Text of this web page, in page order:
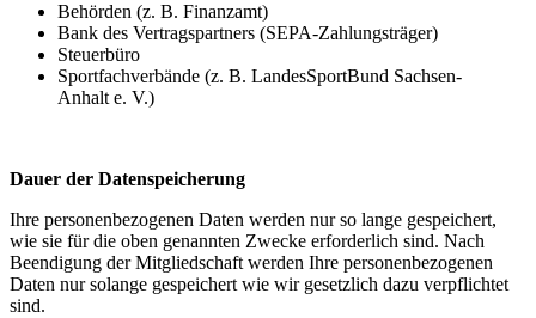
Behörden (z. B. Finanzamt)
Bank des Vertragspartners (SEPA-Zahlungsträger)
Steuerbüro
Sportfachverbände (z. B. LandesSportBund Sachsen-
Anhalt e. V.)
Dauer der Datenspeicherung
Ihre personenbezogenen Daten werden nur so lange gespeichert,
wie sie für die oben genannten Zwecke erforderlich sind. Nach
Beendigung der Mitgliedschaft werden Ihre personenbezogenen
Daten nur solange gespeichert wie wir gesetzlich dazu verpflichtet
sind.